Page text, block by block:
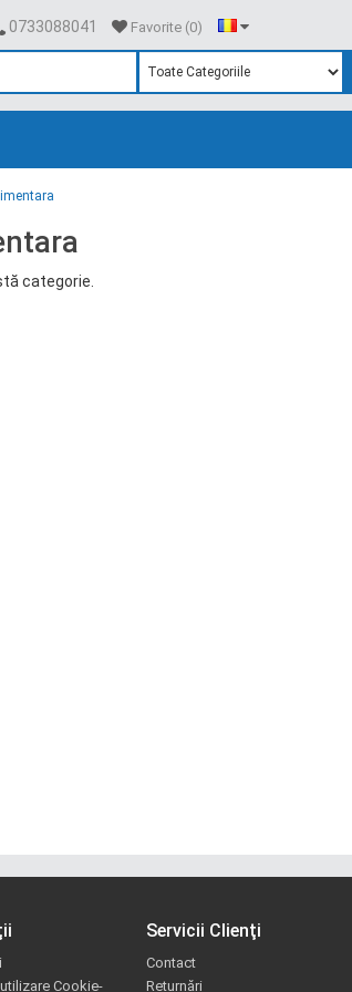
0733088041 Favorite (0)
categorie.
Cookie-
Servicii Clienţi
Contact
Returnări